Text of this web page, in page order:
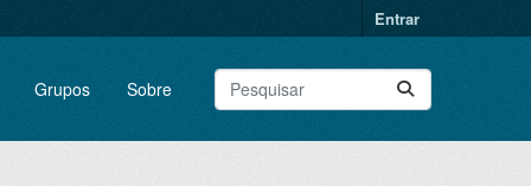
Entrar
Grupos Sobre